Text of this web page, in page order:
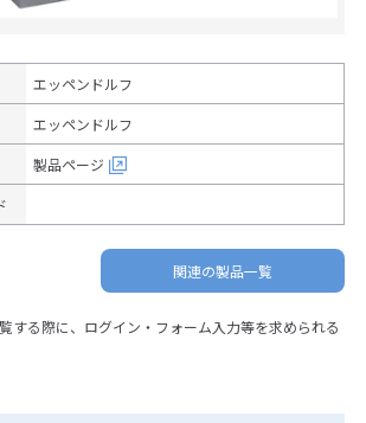
エッペンドルフ
エッペンドルフ
製品ページ
関連の製品一覧
する際に、ログイン・フォーム入力等を求められる